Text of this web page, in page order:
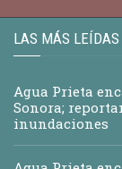
LAS MÁS LEÍDAS
Agua Prieta
Sonora;
inundaciones